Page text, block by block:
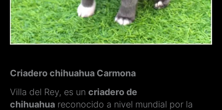
Criadero chihuahua Carmona
Villa del Rey, es un criadero de
chihuahua reconocido a nivel mundial por la